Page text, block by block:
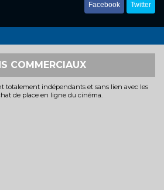
Facebook Twitter
COMMERCIAUX
totalement indépendants et sans lien avec les
de place en ligne du cinéma.